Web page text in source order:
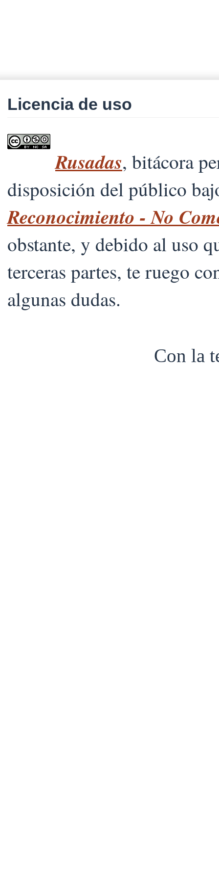
Licencia de uso
Rusadas, bitácora
disposición del público
Reconocimiento - No
obstante, y debido al uso
terceras partes, te ruego
algunas dudas.
Con la